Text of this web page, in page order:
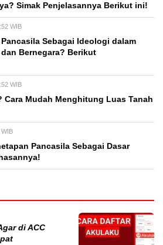
Simak Penjelasannya Berikut ini!
WIB
Sebagai Ideologi dalam
Bernegara? Berikut
WIB
Cara Mudah Menghitung Luas Tanah
Pancasila Sebagai Dasar
di ACC